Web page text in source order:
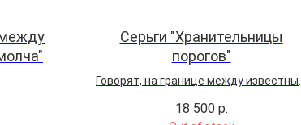
Серьги "Хранительницы
порогов"
Говорят, на границе между известным
кого пускать. Кошка в саду Эдема —
18 500 р.